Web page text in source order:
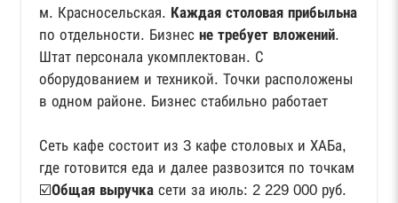
м. Красносельская. Каждая столовая прибыльна
по отдельности. Бизнес не требует вложений.
Штат персонала укомплектован. С
оборудованием и техникой. Точки расположены
в одном районе. Бизнес стабильно работает
Сеть кафе состоит из 3 кафе столовых и ХАБа,
где готовится еда и далее развозится по точкам
☑️Общая выручка сети за июль: 2 229 000 руб.